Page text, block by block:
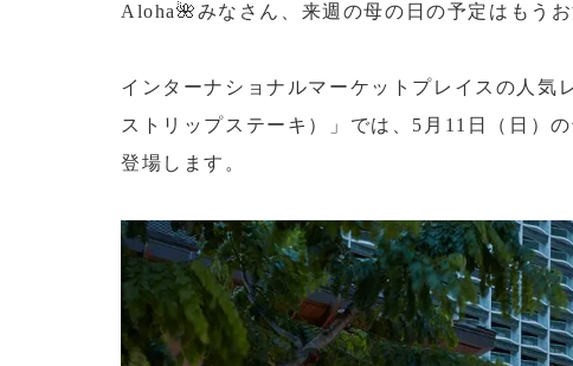
Aloha🌺みなさん、来週の母の日の予定はもう
インターナショナルマーケットプレイスの人気
ストリップステーキ）」では、5月11日（日）
登場します。